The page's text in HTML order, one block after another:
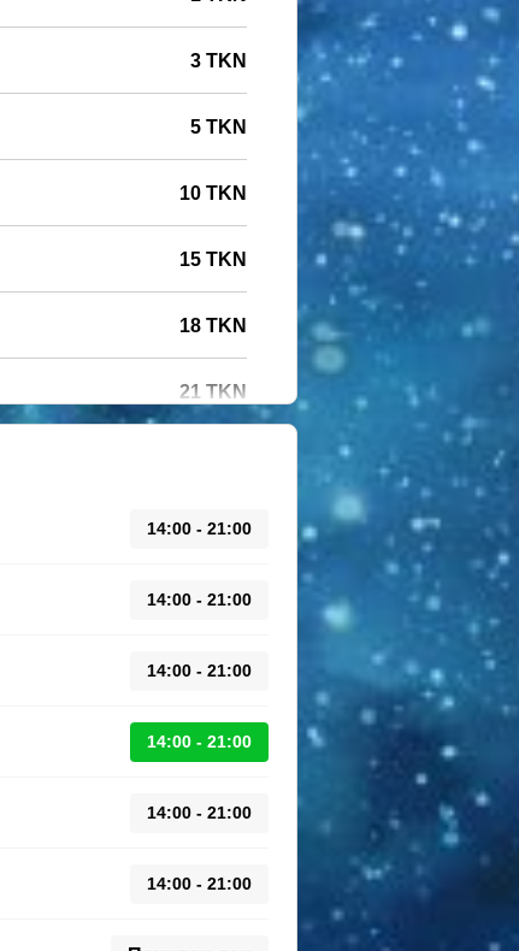
3 TKN
5 TKN
10 TKN
15 TKN
18 TKN
21 TKN
14:00 - 21:00
14:00 - 21:00
14:00 - 21:00
14:00 - 21:00
14:00 - 21:00
14:00 - 21:00